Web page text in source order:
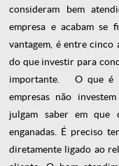
consideram bem
empresa e acabam se
vantagem, é entre cinco
do que investir para
importante. O que é
empresas não
julgam saber em que
enganadas. É preciso
diretamente ligado ao